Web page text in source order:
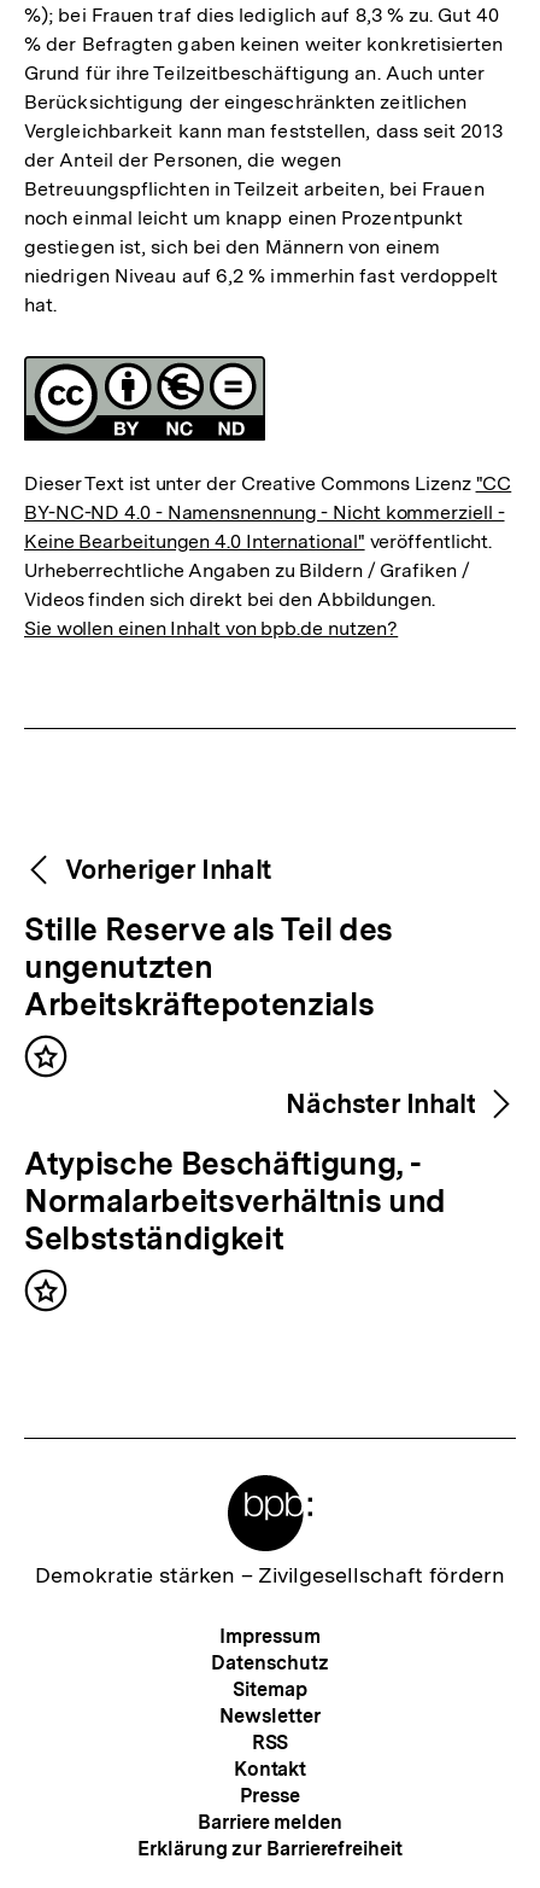
%); bei Frauen traf dies lediglich auf 8,3 % zu. Gut 40
% der Befragten gaben keinen weiter konkretisierten
Grund für ihre Teilzeitbeschäftigung an. Auch unter
Berücksichtigung der eingeschränkten zeitlichen
Vergleichbarkeit kann man feststellen, dass seit 2013
der Anteil der Personen, die wegen
Betreuungspflichten in Teilzeit arbeiten, bei Frauen
noch einmal leicht um knapp einen Prozentpunkt
gestiegen ist, sich bei den Männern von ­einem
niedrigen Niveau auf 6,2 % immerhin fast verdoppelt
hat.
Fussnoten
Lizenz
Dieser Text ist unter der Creative Commons Lizenz "CC
BY-NC-ND 4.0 - Namensnennung - Nicht kommerziell -
Keine Bearbeitungen 4.0 International" veröffentlicht.
Urheberrechtliche Angaben zu Bildern / Grafiken /
Videos finden sich direkt bei den Abbildungen.
Sie wollen einen Inhalt von bpb.de nutzen?
Weitere
Inhalte
Content-
Navigation
Vorheriger Inhalt
V
o
r
h
e
i
g
e
r
I
Stille Reserve als Teil des
ungenutzten
Arbeitskräftepotenzials
Inhalt
Nächster Inhalt
N
ä
c
h
s
a
Atypische Beschäftigung, ­
Normalarbeitsverhältnis und
Selbstständigkeit
Inhalt
Zur
Demokratie stärken – Zivilgesellschaft fördern
Meta-
Navigation
Impressum
Datenschutz
Sitemap
Newsletter
RSS
Kontakt
Presse
Barriere melden
Erklärung zur Barrierefreiheit